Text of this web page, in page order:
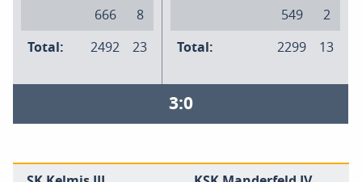
666
8
Total:
2492 23
549
2
Total:
2299 13
3:0